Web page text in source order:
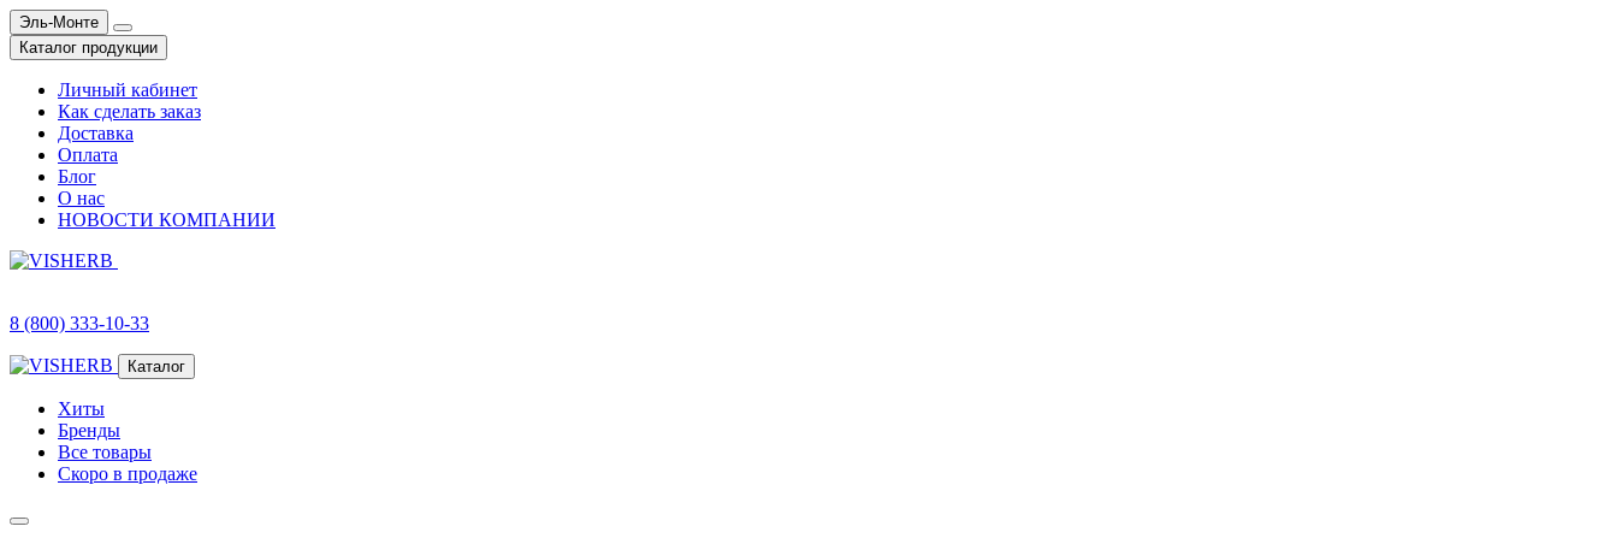
Эль-Монте
Каталог продукции
Личный кабинет
Как сделать заказ
Доставка
Оплата
Блог
О нас
НОВОСТИ КОМПАНИИ
8 (800) 333-10-33
Каталог
Хиты
Бренды
Все товары
Скоро в продаже